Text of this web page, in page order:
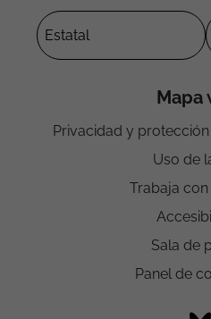
Mapa
Privacidad y
Uso de
Trabaja
Sala de
Panel de